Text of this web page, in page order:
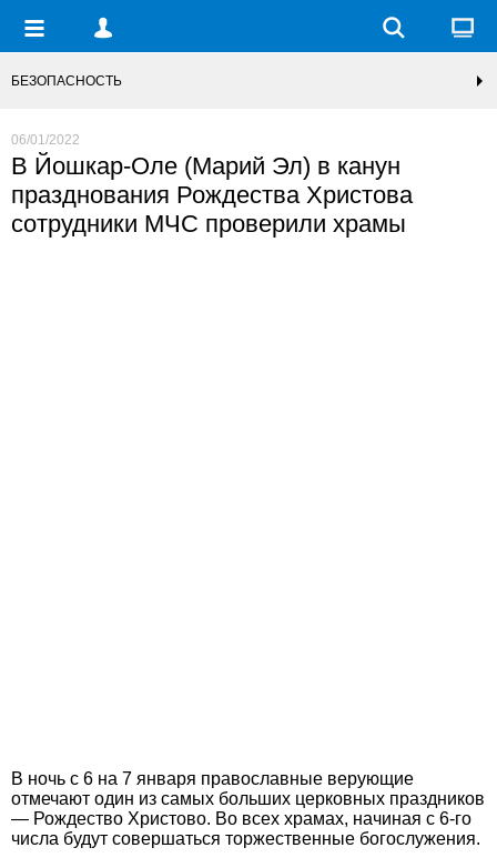
БЕЗОПАСНОСТЬ
06/01/2022
В Йошкар-Оле (Марий Эл) в канун
празднования Рождества Христова
сотрудники МЧС проверили храмы
В ночь с 6 на 7 января православные верующие
отмечают один из самых больших церковных праздников
— Рождество Христово. Во всех храмах, начиная с 6-го
числа будут совершаться торжественные богослужения.